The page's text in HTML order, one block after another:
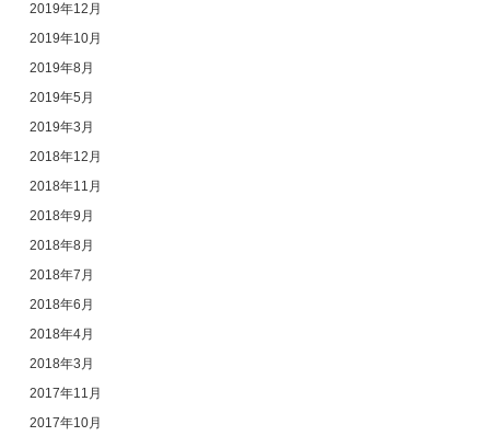
2019年12月
2019年10月
2019年8月
2019年5月
2019年3月
2018年12月
2018年11月
2018年9月
2018年8月
2018年7月
2018年6月
2018年4月
2018年3月
2017年11月
2017年10月